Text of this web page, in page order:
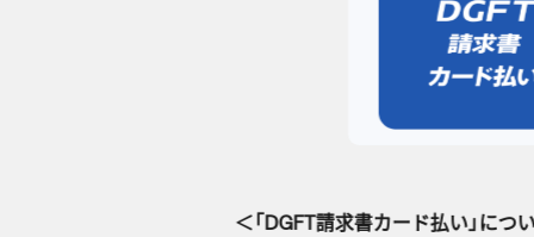
＜「DGFT請求書カード払い」につ